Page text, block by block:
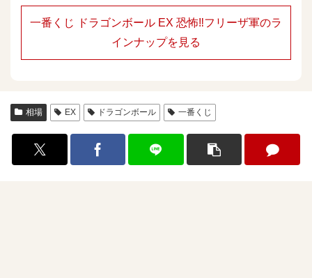
一番くじ ドラゴンボール EX 恐怖‼フリーザ軍のラ
インナップを見る
相場 EX ドラゴンボール 一番くじ